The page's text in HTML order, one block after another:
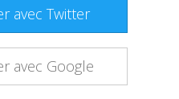
avec Twitter
avec Google